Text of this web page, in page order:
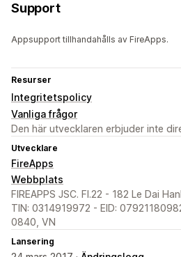
Support
Appsupport tillhandahålls av FireApps.
Resurser
Integritetspolicy
Vanliga frågor
Den här utvecklaren erbjuder inte
Utvecklare
FireApps
Webbplats
FIREAPPS JSC. Fl.22 - 182 Le Dai
TIN: 0314919972 - EID:
0840, VN
Lansering